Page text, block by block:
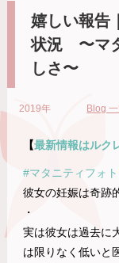
嬉しい報告
状況 〜マ
しさ〜
2019年 Blog
【最新情報はルク
#マタニティフォト
彼女の妊娠は奇跡
・
実は彼女は過去に
は限りなく低いと